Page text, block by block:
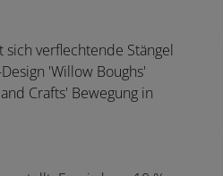
sich verflechtende Stängel
'Willow Boughs'
Crafts' Bewegung in